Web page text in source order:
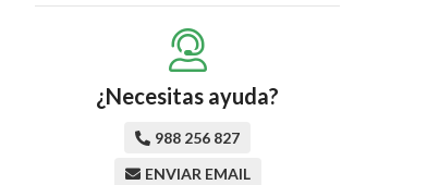
¿Necesitas ayuda?
988 256 827
ENVIAR EMAIL